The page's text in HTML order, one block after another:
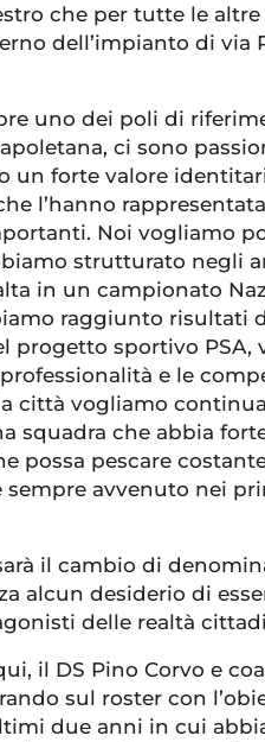
che per tutte le
dell’impianto di via
uno dei poli di
ci sono
un forte valore
l’hanno
Noi vogliamo
strutturato negli
in un campionato
raggiunto risultati
progetto sportivo PSA,
e le
città vogliamo
squadra che abbia
possa pescare
sempre avvenuto nei
il cambio di
alcun desiderio di
delle realtà
il DS Pino Corvo e
sul roster con
due anni in cui